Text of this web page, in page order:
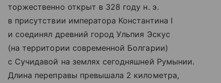
торжественно открыт в 328 году н. э.
в присутствии императора Константина I
и соединял древний город Ульпия Эскус
(на территории современной Болгарии)
с Сучидавой на землях сегодняшней Румынии.
Длина переправы превышала 2 километра,